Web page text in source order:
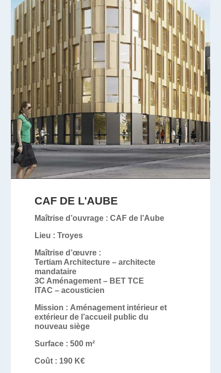
CAF DE L'AUBE
Maîtrise d’ouvrage : CAF de l’Aube
Lieu : Troyes
Maîtrise d’œuvre :
Tertiam Architecture – architecte
mandataire
3C Aménagement – BET TCE
ITAC – acousticien
Mission : Aménagement intérieur et
extérieur de l’accueil public du
nouveau siège
Surface : 500 m²
Coût : 190 K€